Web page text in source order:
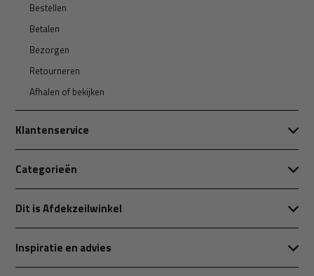
Bestellen
Betalen
Bezorgen
Retourneren
Afhalen of bekijken
Klantenservice
Categorieën
Dit is Afdekzeilwinkel
Inspiratie en advies